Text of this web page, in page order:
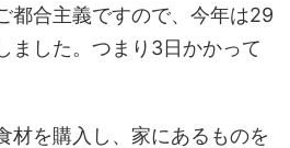
都合主義ですので、今年は29
ました。つまり3日かかって
材を購入し、家にあるものを